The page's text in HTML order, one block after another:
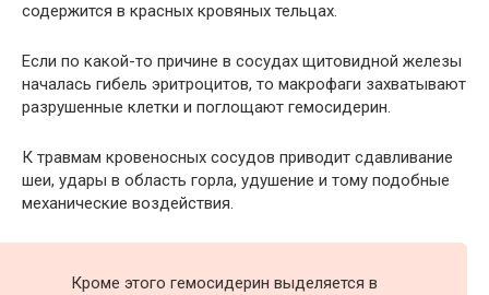
содержится в красных кровяных тельцах.
Если по какой-то причине в сосудах щитовидной железы
началась гибель эритроцитов, то макрофаги захватывают
разрушенные клетки и поглощают гемосидерин.
К травмам кровеносных сосудов приводит сдавливание
шеи, удары в область горла, удушение и тому подобные
механические воздействия.
Кроме этого гемосидерин выделяется в